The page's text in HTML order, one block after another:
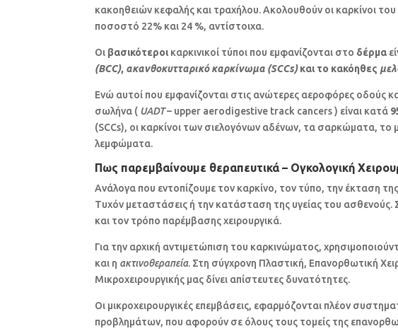
κακοηθειών κεφαλής και τραχήλου. Ακολουθούν οι καρκίνοι
ποσοστό 22% και 24 %, αντίστοιχα.
Οι βασικότεροι καρκινικοί τύποι που εμφανίζονται στο δέρμα
(BCC), ακανθοκυτταρικό καρκίνωμα (SCCs)και το κακόηθες
Ενώ αυτοί που εμφανίζονται στις ανώτερες αεροφόρες οδούς
σωλήνα ( UADT– upper aerodigestive track cancers ) είναι κατά
(SCCs), οι καρκίνοι των σιελογόνων αδένων, τα σαρκώματα,
λεμφώματα.
Πως παρεμβαίνουμε θεραπευτικά – Ογκολογική
Ανάλογα που εντοπίζουμε τον καρκίνο, τον τύπο, την έκταση
Τυχόν μεταστάσεις ή την κατάσταση της υγείας του
και τον τρόπο παρέμβασης χειρουργικά.
Για την αρχική αντιμετώπιση του καρκινώματος,
και η ακτινοθεραπεία. Στη σύγχρονη Πλαστική, Επανορθωτική
Μικροχειρουργικής μας δίνει απίστευτες δυνατότητες.
Οι μικροχειρουργικές επεμβάσεις, εφαρμόζονται πλέον
προβλημάτων, που αφορούν σε όλους τους τομείς της